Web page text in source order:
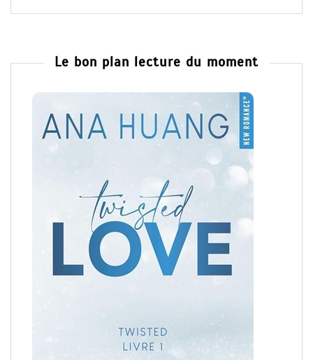
Le bon plan lecture du moment